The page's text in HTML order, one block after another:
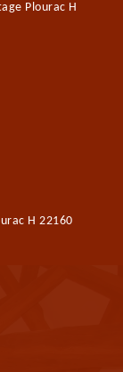
Plourac H
H 22160